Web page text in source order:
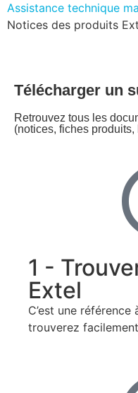
Assistance technique
Notices des produits
Télécharger un
Retrouvez tous les
(notices, fiches
1 -
Extel
C’est une
trouverez